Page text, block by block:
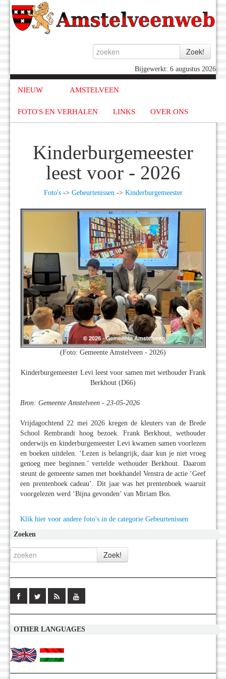
Bijgewerkt: 6 augustus 2026
NIEUW AMSTELVEEN
FOTO'S EN VERHALEN LINKS OVER ONS
Kinderburgemeester
leest voor - 2026
Foto's-> Gebeurtenissen-> Kinderburgemeester
(Foto: Gemeente Amstelveen - 2026)
Kinderburgemeester Levi leest voor samen met wethouder Frank
Berkhout (D66)
Bron: Gemeente Amstelveen - 23-05-2026
Vrijdagochtend 22 mei 2026 kregen de kleuters van de Brede
School Rembrandt hoog bezoek. Frank Berkhout, wethouder
onderwijs en kinderburgemeester Levi kwamen samen voorlezen
en boeken uitdelen. ‘Lezen is belangrijk, daar kun je niet vroeg
genoeg mee beginnen.’ vertelde wethouder Berkhout. Daarom
steunt de gemeente samen met boekhandel Venstra de actie ‘Geef
een prentenboek cadeau’. Dit jaar was het prentenboek waaruit
voorgelezen werd ‘Bijna gevonden’ van Miriam Bos.
Klik hier voor andere foto's in de categorie Gebeurtenissen
Zoeken
OTHER LANGUAGES